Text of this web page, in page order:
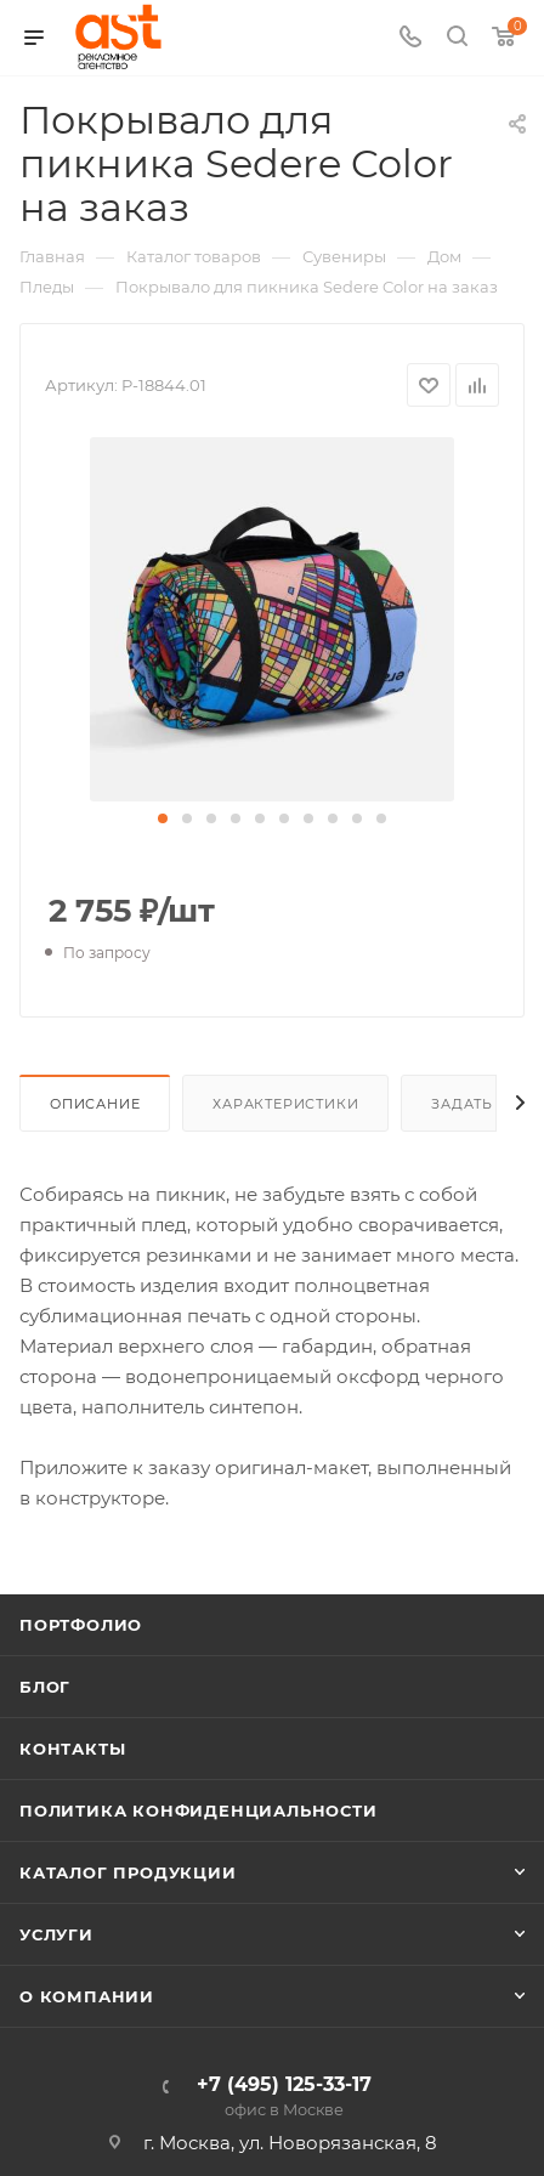
0
Покрывало для
пикника Sedere Color
на заказ
арт.:
P-
Главная — Каталог товаров — Сувениры — Дом —
Пледы — Покрывало для пикника Sedere Color на заказ
Артикул: P-18844.01
2 755 ₽/шт
По запросу
ОПИСАНИЕ ХАРАКТЕРИСТИКИ ЗАДАТЬ
Собираясь на пикник, не забудьте взять с собой
практичный плед, который удобно сворачивается,
фиксируется резинками и не занимает много места.
В стоимость изделия входит полноцветная
сублимационная печать с одной стороны.
Материал верхнего слоя — габардин, обратная
сторона — водонепроницаемый оксфорд черного
цвета, наполнитель синтепон.
Приложите к заказу оригинал-макет, выполненный
в конструкторе.
ПОРТФОЛИО
БЛОГ
КОНТАКТЫ
ПОЛИТИКА КОНФИДЕНЦИАЛЬНОСТИ
КАТАЛОГ ПРОДУКЦИИ
УСЛУГИ
О КОМПАНИИ
+7 (495) 125-33-17
офис в Москве
г. Москва, ул. Новорязанская, 8